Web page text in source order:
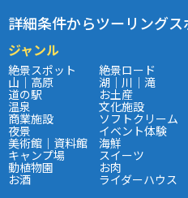
詳細条件からツーリング
ジャンル
絶景スポット 絶景ロード
山｜高原 湖｜川｜滝
道の駅 お土産
温泉 文化施設
商業施設 ソフトクリーム
夜景 イベント体験
美術館｜資料館 海鮮
キャンプ場 スイーツ
動植物園 お肉
お酒 ライダーハウス